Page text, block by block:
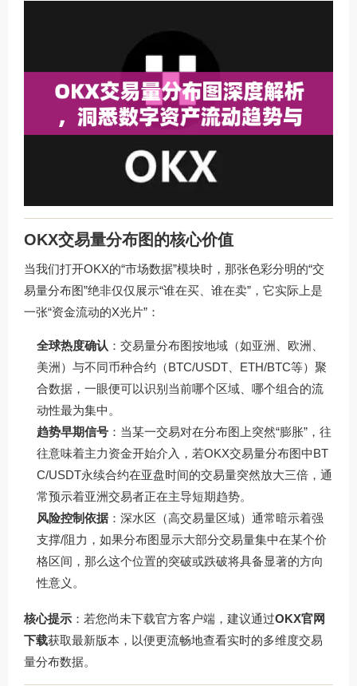
OKX交易量分布图的核心价值
当我们打开OKX的“市场数据”模块时，那张色彩分明的“交
易量分布图”绝非仅仅展示“谁在买、谁在卖”，它实际上是
一张“资金流动的X光片”：
全球热度确认 ：交易量分布图按地域（如亚洲、欧洲、
美洲）与不同币种合约（BTC/USDT、ETH/BTC等）聚
合数据，一眼便可以识别当前哪个区域、哪个组合的流
动性最为集中。
趋势早期信号 ：当某一交易对在分布图上突然“膨胀”，往
往意味着主力资金开始介入，若OKX交易量分布图中BT
C/USDT永续合约在亚盘时间的交易量突然放大三倍，通
常预示着亚洲交易者正在主导短期趋势。
风险控制依据 ：深水区（高交易量区域）通常暗示着强
支撑/阻力，如果分布图显示大部分交易量集中在某个价
格区间，那么这个位置的突破或跌破将具备显著的方向
性意义。
核心提示 ：若您尚未下载官方客户端，建议通过OKX官网
下载获取最新版本，以便更流畅地查看实时的多维度交易
量分布数据。